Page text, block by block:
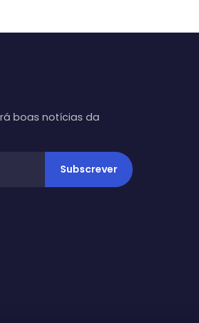
boas notícias da
Subscrever